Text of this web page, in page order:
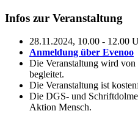
Infos zur Veranstaltung
28.11.2024, 10.00 - 12.00
Anmeldung über Evenoo
Die Veranstaltung wird
begleitet.
Die Veranstaltung ist
Die DGS- und
Aktion Mensch.